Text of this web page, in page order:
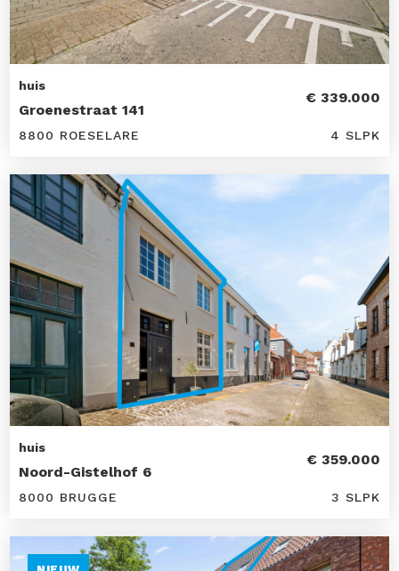
huis
Groenestraat 141
€ 339.000
8800 ROESELARE 4 SLPK
huis
Noord-Gistelhof 6
€ 359.000
8000 BRUGGE 3 SLPK